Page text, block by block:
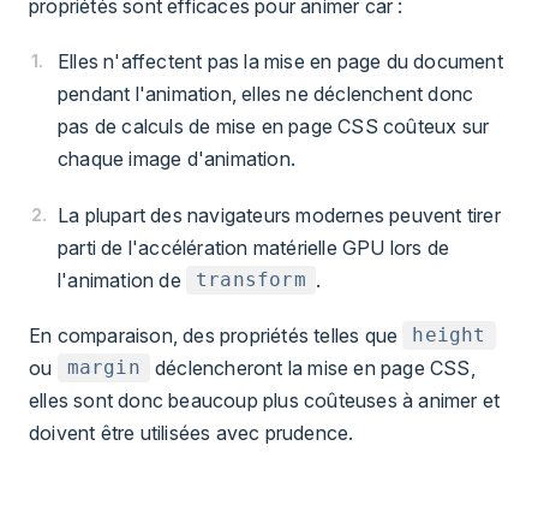
propriétés sont efficaces pour animer car :
Elles n'affectent pas la mise en page du document
pendant l'animation, elles ne déclenchent donc
pas de calculs de mise en page CSS coûteux sur
chaque image d'animation.
La plupart des navigateurs modernes peuvent tirer
parti de l'accélération matérielle GPU lors de
l'animation de
transform .
En comparaison, des propriétés telles que height
ou margin
déclencheront la mise en page CSS,
elles sont donc beaucoup plus coûteuses à animer et
doivent être utilisées avec prudence.